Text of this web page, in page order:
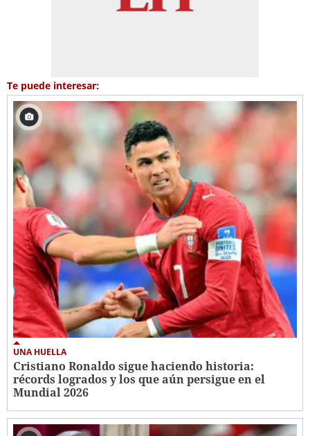
Te puede interesar:
UNA HUELLA
Cristiano Ronaldo sigue haciendo historia:
récords logrados y los que aún persigue en el
Mundial 2026